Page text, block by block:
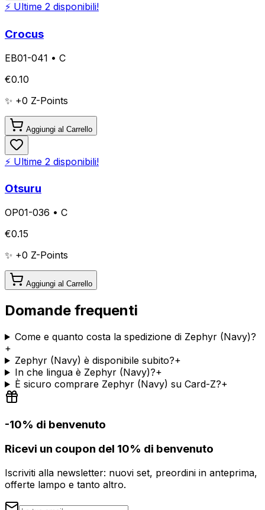
⚡ Ultime 2 disponibili!
Crocus
EB01-041 • C
€0.10
✨ +0 Z-Points
Aggiungi al Carrello
⚡ Ultime 2 disponibili!
Otsuru
OP01-036 • C
€0.15
✨ +0 Z-Points
Aggiungi al Carrello
Domande frequenti
Come e quanto costa la spedizione di Zephyr (Navy)?
+
Zephyr (Navy) è disponibile subito?+
In che lingua è Zephyr (Navy)?+
È sicuro comprare Zephyr (Navy) su Card-Z?+
-10% di benvenuto
Ricevi un coupon del 10% di benvenuto
Iscriviti alla newsletter: nuovi set, preordini in anteprima,
offerte lampo e tanto altro.